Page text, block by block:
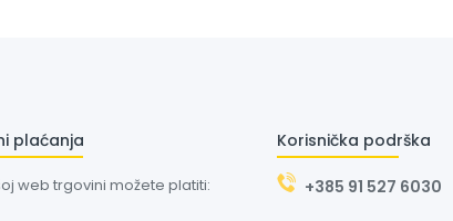
plaćanja
web trgovini možete platiti:
Korisnička podrška
+385 91 527 6030